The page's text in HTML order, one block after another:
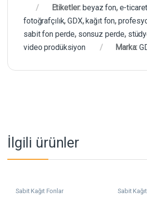
Etiketler: beyaz fon, e-
fotoğrafçılık,GDX, kağıt fon,
sabit fon perde, sonsuz perde,
video prodüksiyon
Marka:
İlgili ürünler
Sabit Kağıt Fonlar Sabit